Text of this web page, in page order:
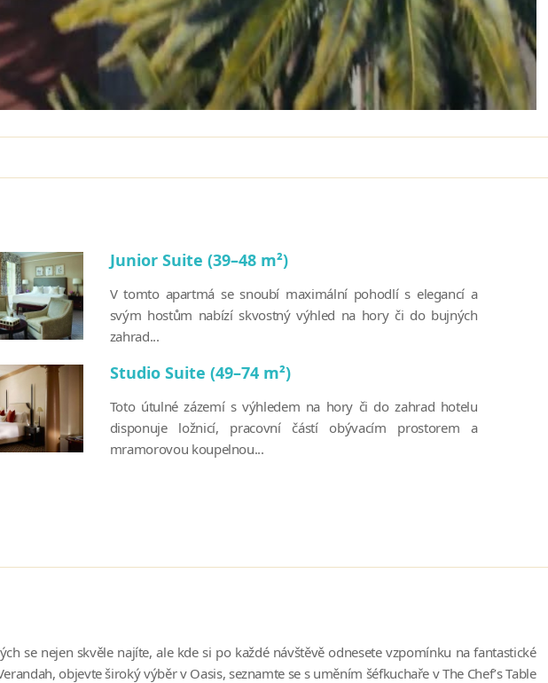
Junior Suite (39–48 m²)
V tomto apartmá se snoubí maximální pohodlí s elegancí a
svým hostům nabízí skvostný výhled na hory či do bujných
zahrad...
Studio Suite (49–74 m²)
Toto útulné zázemí s výhledem na hory či do zahrad hotelu
disponuje ložnicí, pracovní částí obývacím prostorem a
mramorovou koupelnou...
se nejen skvěle najíte, ale kde si po každé návštěvě odnesete vzpomínku na fantastické
objevte široký výběr v Oasis, seznamte se s uměním šéfkuchaře v The Chef’s Table